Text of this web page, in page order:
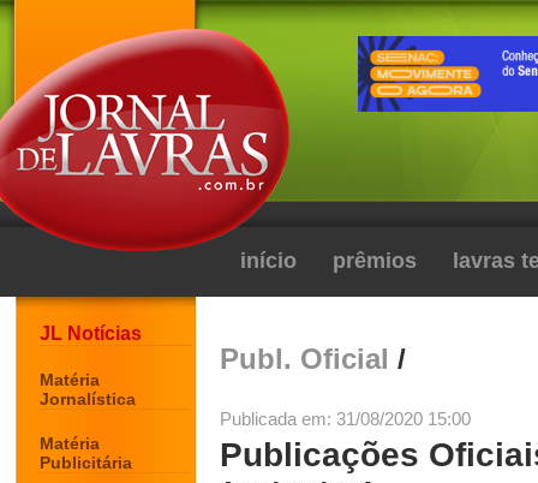
início prêmios lavras
JL Notícias
Matéria
Jornalística
Matéria
Publicitária
Publ. Oficial /
Publicada em: 31/08/2020 15:00
Publicações